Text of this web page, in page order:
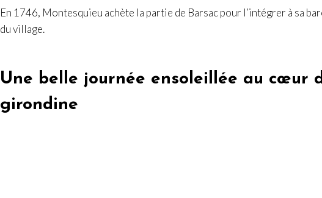
En 1746, Montesquieu achète la partie de Barsac pour l’intégrer à sa
du village.
Une belle journée ensoleillée au cœur
girondine